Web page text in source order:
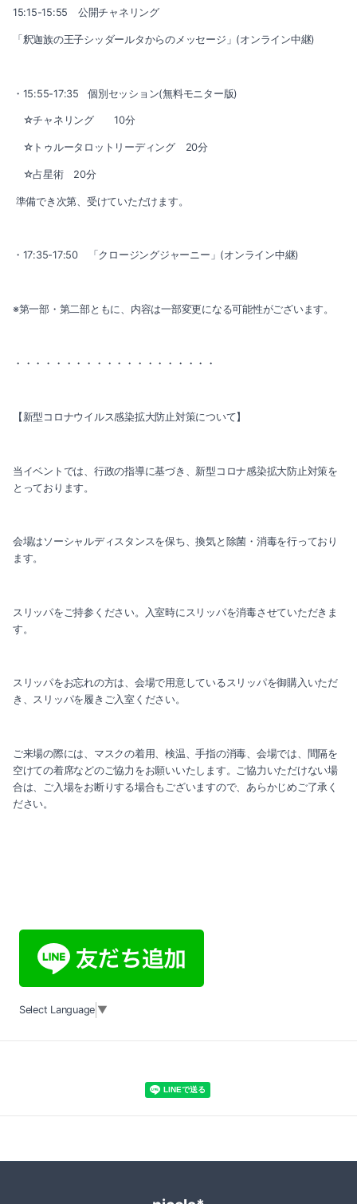
15:15-15:55 公開チャネリング
「釈迦族の王子シッダールタからのメッセージ」(オンライン中継)
・15:55-17:35 個別セッション(無料モニター版)
☆チャネリング 10分
☆トゥルータロットリーディング 20分
☆占星術 20分
準備でき次第、受けていただけます。
・17:35-17:50 「クロージングジャーニー」(オンライン中継)
※第一部・第二部ともに、内容は一部変更になる可能性がございます。
・・・・・・・・・・・・・・・・・・・・
【新型コロナウイルス感染拡大防止対策について】
当イベントでは、行政の指導に基づき、新型コロナ感染拡大防止対策を
とっております。
会場はソーシャルディスタンスを保ち、換気と除菌・消毒を行っており
ます。
スリッパをご持参ください。入室時にスリッパを消毒させていただきま
す。
スリッパをお忘れの方は、会場で用意しているスリッパを御購入いただ
き、スリッパを履きご入室ください。
ご来場の際には、マスクの着用、検温、手指の消毒、会場では、間隔を
空けての着席などのご協力をお願いいたします。ご協力いただけない場
合は、ご入場をお断りする場合もございますので、あらかじめご了承く
ださい。
Select Language ▼